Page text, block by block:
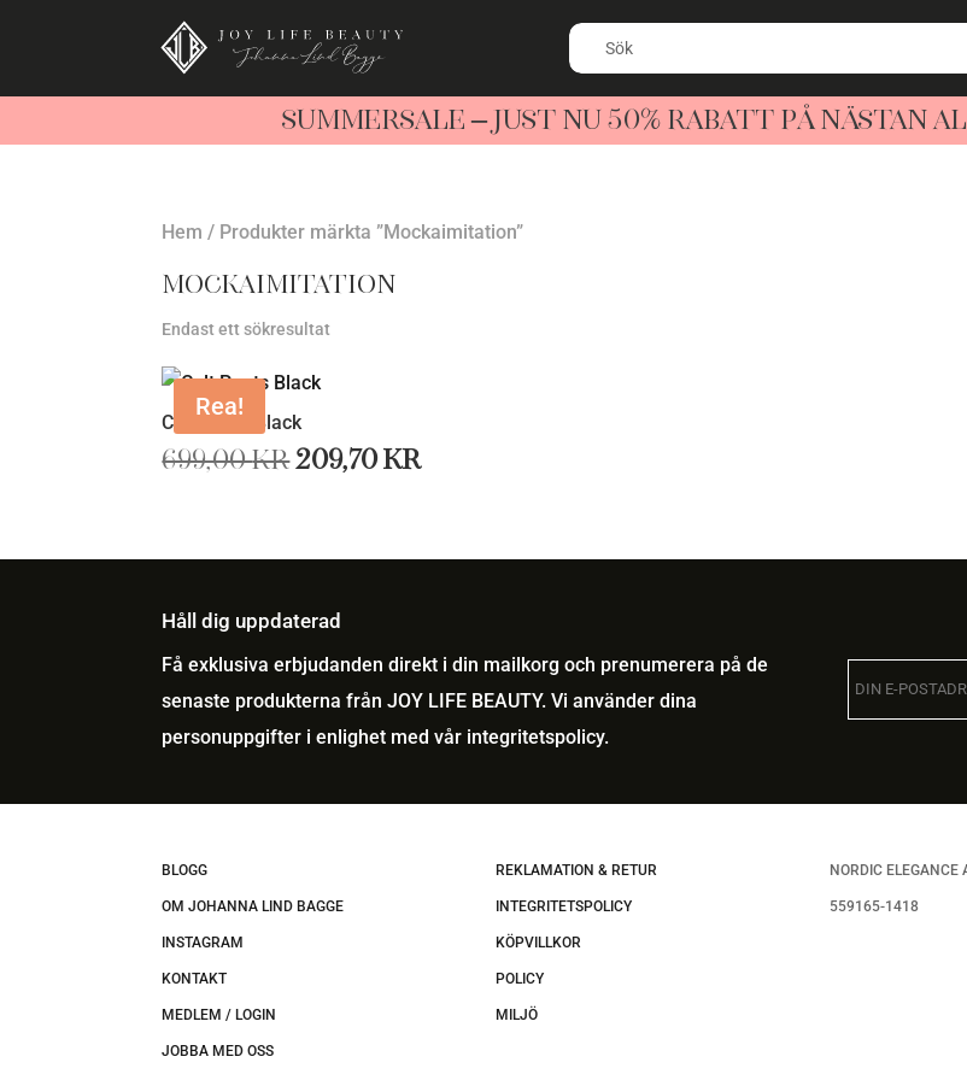
SUMMERSALE – JUST NU 50% RABATT PÅ NÄSTAN
Hem / Produkter märkta ”Mockaimitation”
Mockaimitation
Endast ett sökresultat
Rea!
Colt Pants Black
699,00kr Det
699,00 kr.
209,70krDet
Håll dig uppdaterad
Få exklusiva erbjudanden direkt i din mailkorg och prenumerera på de
senaste produkterna från JOY LIFE BEAUTY. Vi använder dina
personuppgifter i enlighet med vår integritetspolicy.
BLOGG
OM JOHANNA LIND BAGGE
INSTAGRAM
KONTAKT
MEDLEM / LOGIN
JOBBA MED OSS
REKLAMATION & RETUR
INTEGRITETSPOLICY
KÖPVILLKOR
POLICY
MILJÖ
NORDIC ELEGANCE
559165-1418